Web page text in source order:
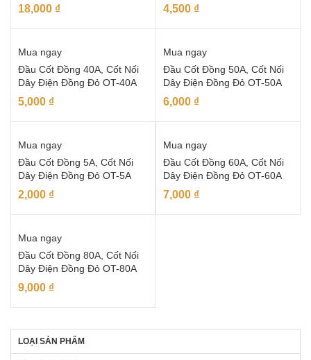
18,000 ₫ 4,500 ₫
Mua ngay
Đầu Cốt Đồng 40A, Cốt Nối
Dây Điện Đồng Đỏ OT-40A
5,000 ₫
Mua ngay
Đầu Cốt Đồng 50A, Cốt Nối
Dây Điện Đồng Đỏ OT-50A
6,000 ₫
Mua ngay
Đầu Cốt Đồng 5A, Cốt Nối
Dây Điện Đồng Đỏ OT-5A
2,000 ₫
Mua ngay
Đầu Cốt Đồng 60A, Cốt Nối
Dây Điện Đồng Đỏ OT-60A
7,000 ₫
Mua ngay
Đầu Cốt Đồng 80A, Cốt Nối
Dây Điện Đồng Đỏ OT-80A
9,000 ₫
LOẠI SẢN PHẨM